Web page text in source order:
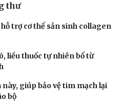
thư
trợ cơ thể sản sinh collagen
liều thuốc tự nhiên bổ từ
giúp bảo vệ tim mạch lại
bộ